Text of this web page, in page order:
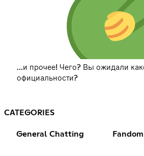
...и прочее! Чего? Вы ожидали
официальности?
CATEGORIES
General Chatting Fandom